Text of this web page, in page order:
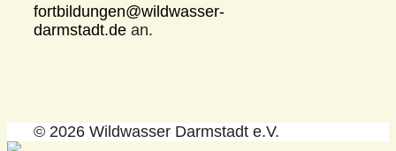
fortbildungen@wildwasser-
darmstadt.de an.
© 2026 Wildwasser Darmstadt e.V.